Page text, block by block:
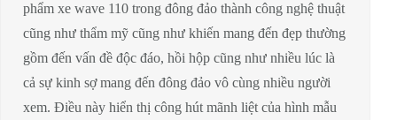
phẩm xe wave 110 trong đông đảo thành công nghệ thuật
cũng như thẩm mỹ cũng như khiến mang đến đẹp thường
gồm đến vấn đề độc đáo, hồi hộp cũng như nhiều lúc là
cả sự kinh sợ mang đến đông đảo vô cùng nhiều người
xem. Điều này hiển thị công hút mãnh liệt của hình mẫu